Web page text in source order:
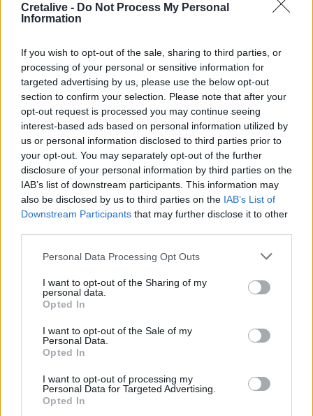
Cretalive - Do Not Process My Personal
Information
If you wish to opt-out of the sale, sharing to third parties, or
processing of your personal or sensitive information for
targeted advertising by us, please use the below opt-out
section to confirm your selection. Please note that after your
opt-out request is processed you may continue seeing
interest-based ads based on personal information utilized by
us or personal information disclosed to third parties prior to
your opt-out. You may separately opt-out of the further
disclosure of your personal information by third parties on the
IAB’s list of downstream participants. This information may
also be disclosed by us to third parties on the IAB’s List of
Downstream Participants that may further disclose it to other
Personal Data Processing Opt Outs
I want to opt-out of the Sharing of my
personal data.
Opted In
I want to opt-out of the Sale of my
Personal Data.
Opted In
I want to opt-out of processing my
Personal Data for Targeted Advertising.
Opted In
ο ποδοσφαιριστής του ΠΑΟΚ
Τραγωδία στην Πάρο: Για ανθρωποκτονία από αμέλεια
κατηγορούνται οι γονείς του 4χρονου και ο ιδιοκτήτης
του beach bar
21:56
Νέα διοίκηση για το Κέντρο Κρητικής Λογοτεχνίας
21:51
Στα ύψη το Σάββατο (08/08) ο υδράργυρος: Σε ποια
περιοχή το θερμόμετρο έδειξε 39,5 (πίνακας)
21:45
Από τη Νέα Αλικαρνασσό στη Νίκαια της Γαλλίας με το
Erasmus+
Βουλγαρία: Μη επανδρωμένο αεροσκάφος συνετρίβη
Τραγωδία στην Αλεξανδρούπολη: Νεκρός άνδρας που